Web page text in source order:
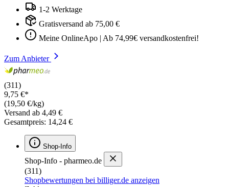
1-2 Werktage
Gratisversand ab 75,00 €
Meine OnlineApo | Ab 74,99€ versandkostenfrei!
Zum Anbieter
(311)
9,75 €*
(19,50 €/kg)
Versand ab 4,49 €
Gesamtpreis: 14,24 €
Shop-Info
Shop-Info - pharmeo.de
(311)
Shopbewertungen bei billiger.de anzeigen